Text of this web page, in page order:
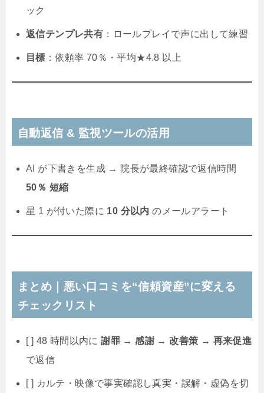
ック
返信テンプレ共有 ：ロールプレイで声に出して練習
目標 ：依頼率 70％・平均★4.8 以上
自動返信 & 監視ツールの活用
AI が下書きを生成 → 院長が最終確認で返信時間
50％ 短縮
星 1 が付いた際に 10 分以内 のメールアラート
まとめ｜悪い口コミを“信頼資産”に変える
チェックリスト
[ ] 48 時間以内に謝罪 → 感謝 → 改善策 → 再来促進
で返信
[ ] カルテ・映像で事実確認し真実・誤解・虚偽を切